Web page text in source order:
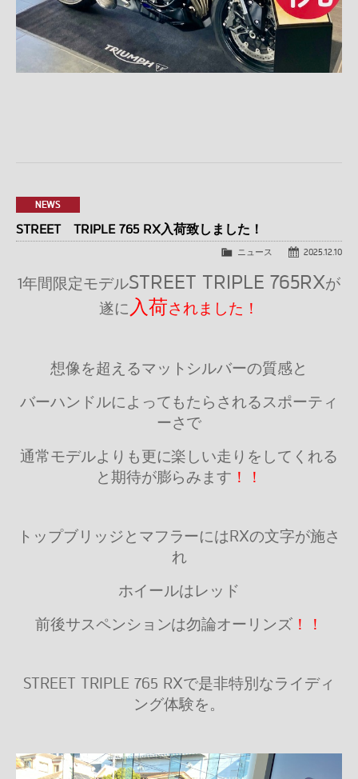
NEWS
STREET TRIPLE 765 RX入荷致しました！
2025.12.10
ニュース
1年間限定モデルSTREET TRIPLE 765RXが
遂に 入荷されました！
想像を超えるマットシルバーの質感と
バーハンドルによってもたらされるスポーティ
ーさで
通常モデルよりも更に楽しい走りをしてくれる
と期待が膨らみます ！！
トップブリッジとマフラーにはRXの文字が施さ
れ
ホイールはレッド
前後サスペンションは勿論オーリンズ ！！
STREET TRIPLE 765 RXで是非特別なライディ
ング体験を。